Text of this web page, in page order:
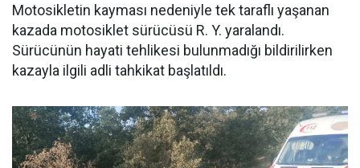
Motosikletin kayması nedeniyle tek taraflı yaşanan
kazada motosiklet sürücüsü R. Y. yaralandı.
Sürücünün hayati tehlikesi bulunmadığı bildirilirken
kazayla ilgili adli tahkikat başlatıldı.